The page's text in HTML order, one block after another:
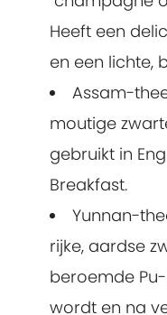
Heeft een
en een lichte,
Assam-
moutige
gebruikt in
Breakfast.
Yunnan-
rijke, aardse
beroemde
wordt en na